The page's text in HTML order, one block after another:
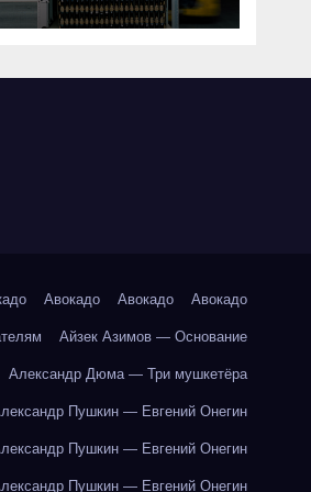
подбора
Авокадо Авокадо Авокадо
Айзек Азимов — Основание
Александр Дюма — Три мушкетёра
Пушкин — Евгений Онегин
Пушкин — Евгений Онегин
Пушкин — Евгений Онегин